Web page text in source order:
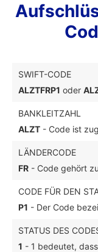
SWIFT-CODE
ALZTFRP1 oder
BANKLEITZAHL
ALZT - Code ist
LÄNDERCODE
FR - Code gehört
CODE FÜR DEN
P1 - Der Code
STATUS DES
1 - 1 bedeutet,